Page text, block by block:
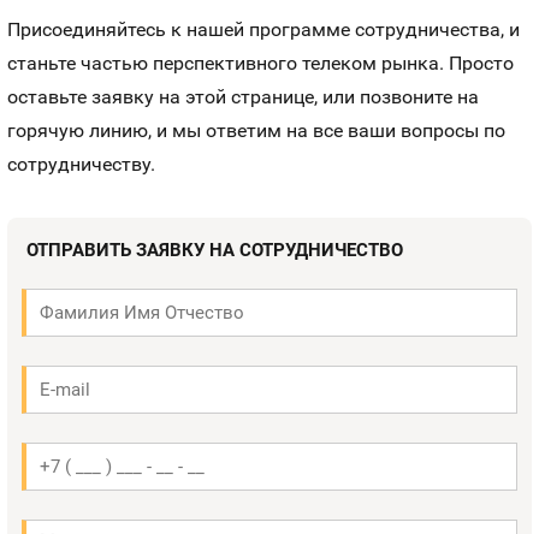
Присоединяйтесь к нашей программе сотрудничества, и
станьте частью перспективного телеком рынка. Просто
оставьте заявку на этой странице, или позвоните на
горячую линию, и мы ответим на все ваши вопросы по
сотрудничеству.
ОТПРАВИТЬ ЗАЯВКУ НА СОТРУДНИЧЕСТВО